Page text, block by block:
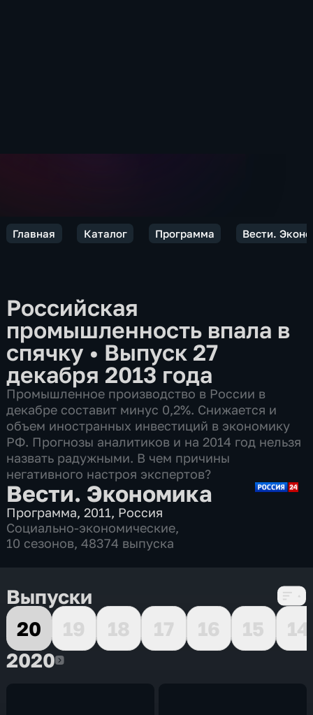
Главная Каталог Программа Вести.
Российская
промышленность впала в
спячку • Выпуск 27
декабря 2013 года
Промышленное производство в России в
декабре составит минус 0,2%. Снижается и
объем иностранных инвестиций в экономику
РФ. Прогнозы аналитиков и на 2014 год нельзя
назвать радужными. В чем причины
негативного настроя экспертов?
Вести. Экономика
Программа,2011, Россия
Социально-экономические,
10 сезонов, 48374 выпуска
Выпуски
20
19 18 17 16 15
14
20202020